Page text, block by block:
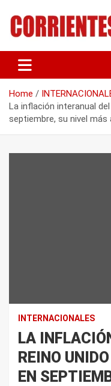
content
Home
La inflación interanual
septiembre, su nivel más
INTERNACIONALES
LA
REINO
EN